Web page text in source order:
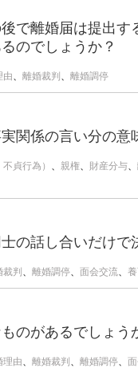
で離婚届は提出
のでしょうか？
由、 離婚裁判、 離婚調停
関係の言い分の意
貞行為） 、 親権、 財産分与、
の話し合いだけで
裁判、 離婚調停、 面会交流、
のがあるでしょう
理由、 離婚裁判、 離婚調停、